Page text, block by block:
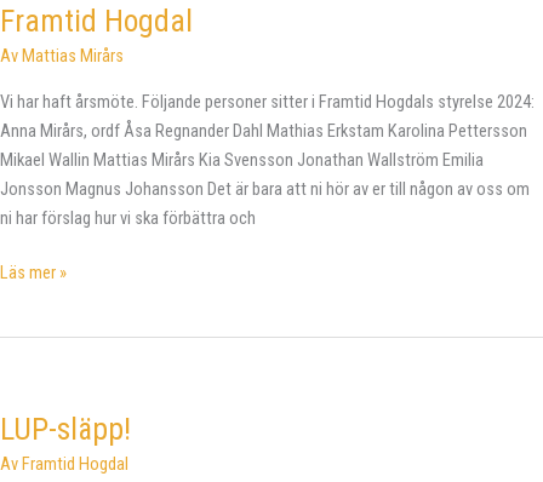
Framtid Hogdal
AvMattias Mirårs
Vi har haft årsmöte. Följande personer sitter i Framtid Hogdals styrelse 2024:
Anna Mirårs, ordf Åsa Regnander Dahl Mathias Erkstam Karolina Pettersson
Mikael Wallin Mattias Mirårs Kia Svensson Jonathan Wallström Emilia
Jonsson Magnus Johansson Det är bara att ni hör av er till någon av oss om
ni har förslag hur vi ska förbättra och
Framtid
Läs mer »
LUP-släpp!
AvFramtid Hogdal